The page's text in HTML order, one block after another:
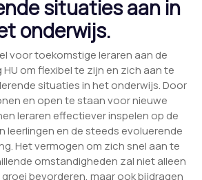
situaties aan in
onderwijs.
voor toekomstige leraren aan de
om flexibel te zijn en zich aan te
situaties in het onderwijs. Door
en open te staan voor nieuwe
leraren effectiever inspelen op de
leerlingen en de steeds evoluerende
Het vermogen om zich snel aan te
omstandigheden zal niet alleen
bevorderen, maar ook bijdragen